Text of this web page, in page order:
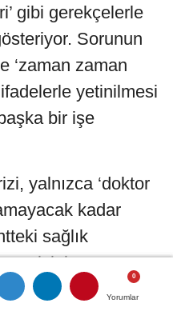
Yorumlar
Yorumlar
Yorumlar
gibi gerekçelerle
Sorunun
‘zaman zaman
ifadelerle yetinilmesi
bir işe
yalnızca ‘doktor
kadar
sağlık
ve
zorunlu